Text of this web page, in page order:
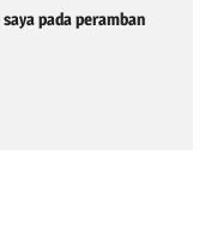
pada peramban